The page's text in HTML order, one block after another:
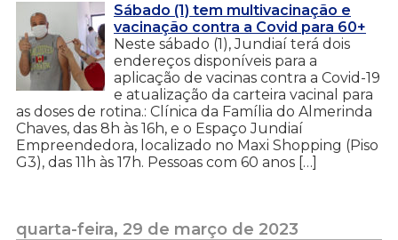
Sábado (1) tem multivacinação e
vacinação contra a Covid para 60+
Neste sábado (1), Jundiaí terá dois
endereços disponíveis para a
aplicação de vacinas contra a Covid-19
e atualização da carteira vacinal para
as doses de rotina.: Clínica da Família do Almerinda
Chaves, das 8h às 16h, e o Espaço Jundiaí
Empreendedora, localizado no Maxi Shopping (Piso
G3), das 11h às 17h. Pessoas com 60 anos […]
quarta-feira, 29 de março de 2023